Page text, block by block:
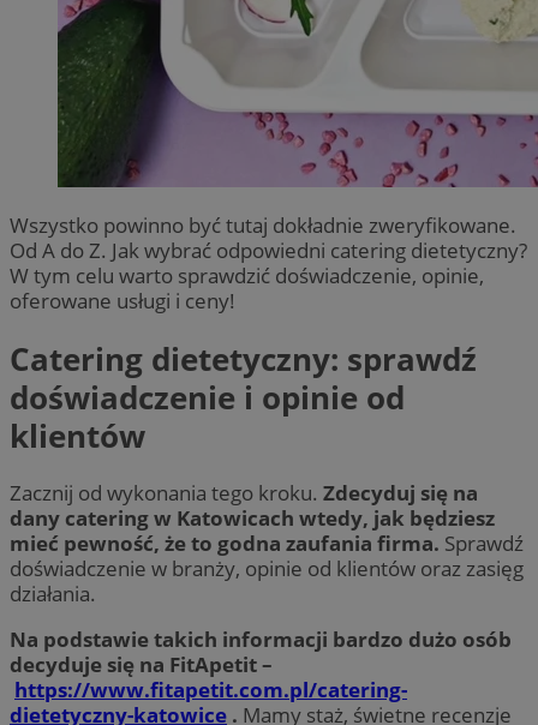
Wszystko powinno być tutaj dokładnie zweryfikowane.
Od A do Z. Jak wybrać odpowiedni catering dietetyczny?
W tym celu warto sprawdzić doświadczenie, opinie,
oferowane usługi i ceny!
Catering dietetyczny: sprawdź
doświadczenie i opinie od
klientów
Zacznij od wykonania tego kroku. Zdecyduj się na
dany catering w Katowicach wtedy, jak będziesz
mieć pewność, że to godna zaufania firma. Sprawdź
doświadczenie w branży, opinie od klientów oraz zasięg
działania.
Na podstawie takich informacji bardzo dużo osób
decyduje się na FitApetit –
https://www.fitapetit.com.pl/catering-
dietetyczny-katowice . Mamy staż, świetne recenzje